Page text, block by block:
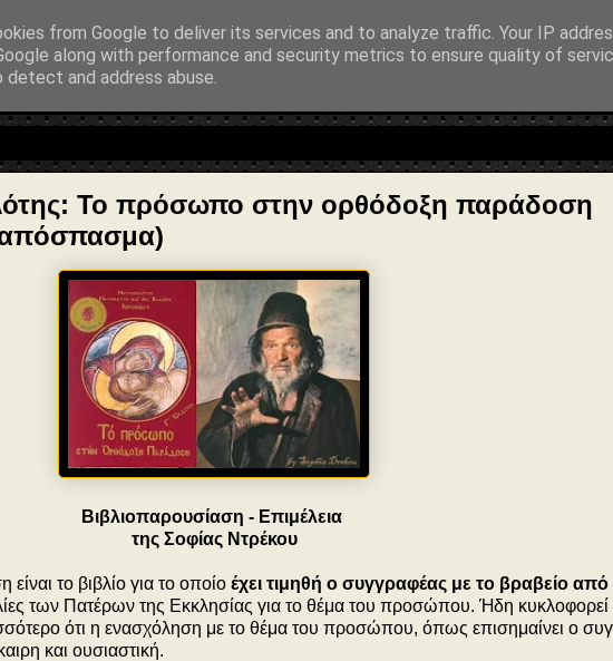
Το πρόσωπο στην ορθόδοξη παράδοση
απόσπασμα)
Βιβλιοπαρουσίαση - Επιμέλεια
της Σοφίας Ντρέκου
είναι το βιβλίο για το οποίο έχει τιμηθή ο συγγραφέας με το βραβείο
των Πατέρων της Εκκλησίας για το θέμα του προσώπου. Ήδη κυκλοφορεί
ότι η ενασχόληση με το θέμα του προσώπου, όπως επισημαίνει ο
και ουσιαστική.
from Google to deliver its services and to analyze traffic. Your IP
along with performance and security metrics to ensure quality of
and address abuse.